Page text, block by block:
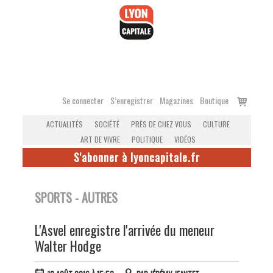
Se connecter S’enregistrer Magazines Boutique
Voir
ACTUALITÉS SOCIÉTÉ PRÈS DE CHEZ VOUS
CULTURE
ART DE VIVRE
POLITIQUE VIDÉOS
S'abonner à lyoncapitale.fr
SPORTS - AUTRES
L'Asvel enregistre l'arrivée du meneur
Walter Hodge